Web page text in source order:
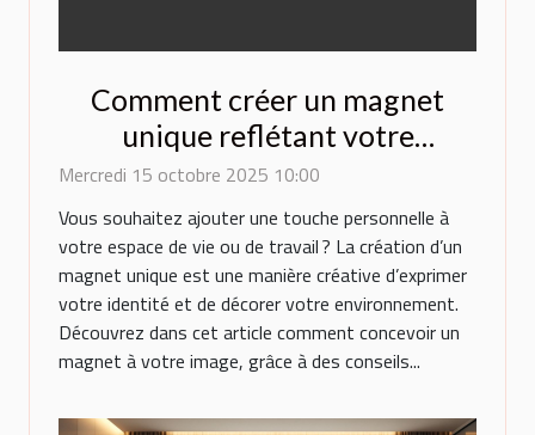
Comment créer un magnet
unique reflétant votre
personnalité?
Mercredi 15 octobre 2025 10:00
Vous souhaitez ajouter une touche personnelle à
votre espace de vie ou de travail ? La création d’un
magnet unique est une manière créative d’exprimer
votre identité et de décorer votre environnement.
Découvrez dans cet article comment concevoir un
magnet à votre image, grâce à des conseils...